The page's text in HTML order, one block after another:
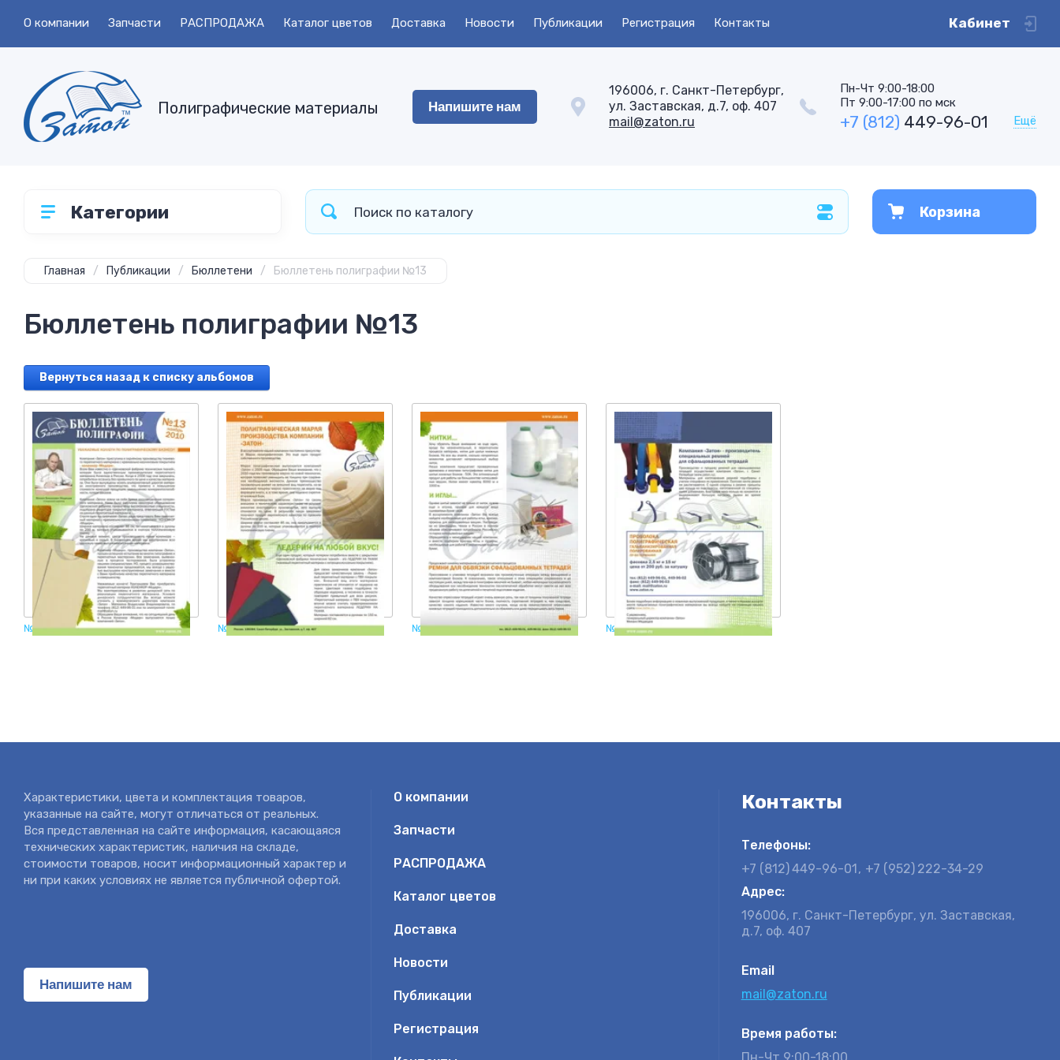
О компании Запчасти РАСПРОДАЖА Каталог цветов Доставка Новости Публикации Регистрация Контакты Кабинет
Полиграфические материалы Напишите нам
196006, г. Санкт-Петербург,
ул. Заставская, д.7, оф. 407
mail@zaton.ru
Пн-Чт 9:00-18:00
Пт 9:00-17:00 по мск
+7 (812) 449-96-01 Ещё
Категории Корзина
Главная / Публикации / Бюллетени / Бюллетень полиграфии №13
Бюллетень полиграфии №13
Вернуться назад к списку альбомов
№ 13 страница 1 № 13 страница 2 № 13 страница 3 № 13 страница 4
Характеристики, цвета и комплектация товаров,
указанные на сайте, могут отличаться от реальных.
Вся представленная на сайте информация, касающаяся
технических характеристик, наличия на складе,
стоимости товаров, носит информационный характер и
ни при каких условиях не является публичной офертой.
Напишите нам
О компании
Запчасти
РАСПРОДАЖА
Каталог цветов
Доставка
Новости
Публикации
Регистрация
Контакты
Телефоны:
+7 (812)449-96-01 +7 (952) 222-34-29
Адрес:
196006, г. Санкт-Петербург, ул. Заставская,
д.7, оф. 407
Email
mail@zaton.ru
Время работы: